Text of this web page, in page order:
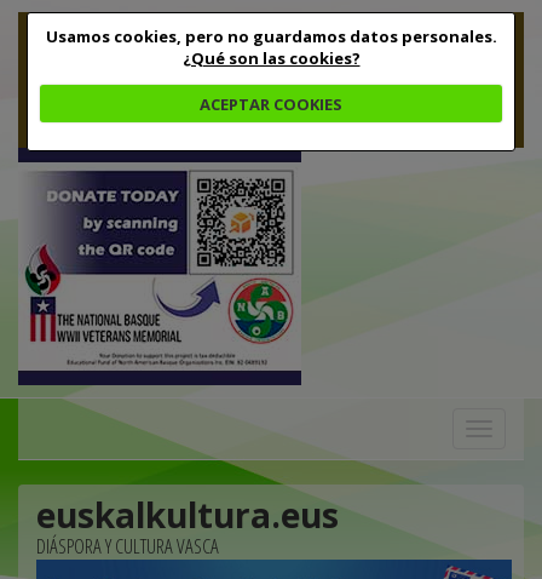
Usamos cookies, pero no guardamos datos personales.
¿Qué son las cookies?
ACEPTAR COOKIES
euskalkultura.eus
DIÁSPORA Y CULTURA VASCA